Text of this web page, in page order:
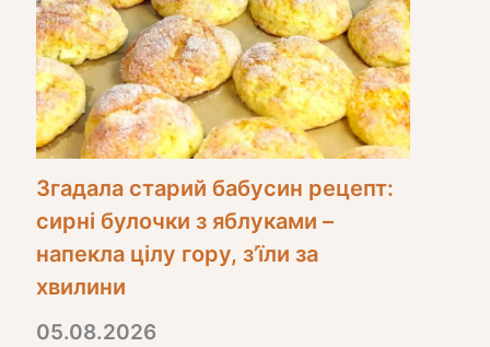
Згадала старий бабусин рецепт:
сирні булочки з яблуками –
напекла цілу гору, з’їли за
хвилини
05.08.2026